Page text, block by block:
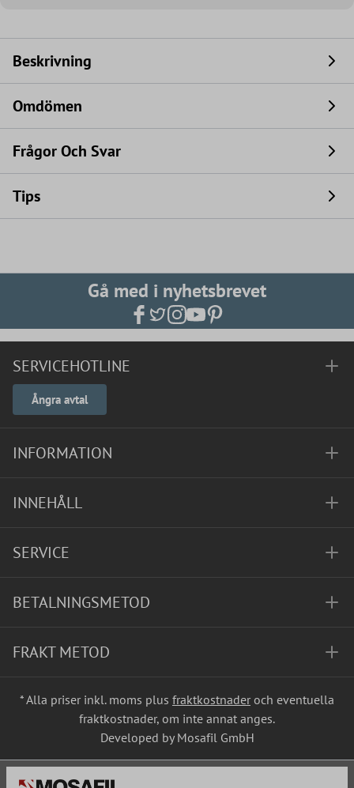
Beskrivning
Omdömen
Frågor Och Svar
Tips
Gå med i nyhetsbrevet
SERVICEHOTLINE
Ångra avtal
INFORMATION
INNEHÅLL
SERVICE
BETALNINGSMETOD
FRAKT METOD
* Alla priser inkl. moms plus fraktkostnader och eventuella
fraktkostnader, om inte annat anges.
Developed by Mosafil GmbH